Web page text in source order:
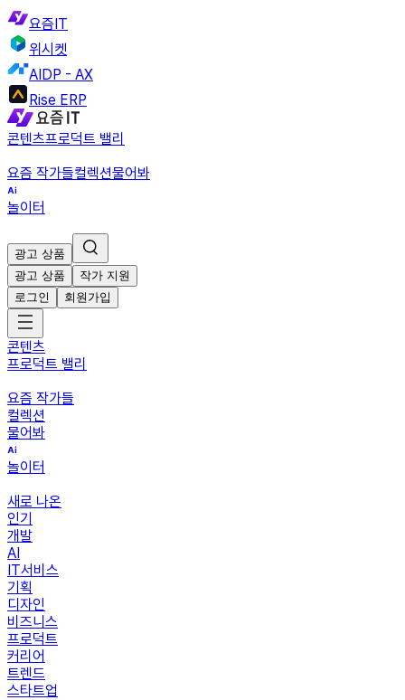
요즘IT
위시켓
AIDP - AX
Rise ERP
콘텐츠프로덕트 밸리
요즘 작가들컬렉션물어봐
놀이터
광고 상품
광고 상품
작가 지원
로그인
회원가입
콘텐츠
프로덕트 밸리
요즘 작가들
컬렉션
물어봐
놀이터
새로 나온
인기
개발
AI
IT서비스
기획
디자인
비즈니스
프로덕트
커리어
트렌드
스타트업